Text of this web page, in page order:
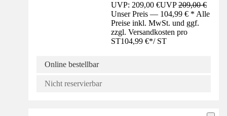
UVP: 209,00 €UVP209,00 €
Unser Preis — 104,99 € * Alle
Preise inkl. MwSt. und ggf.
zzgl. Versandkosten pro
ST104,99 €*/ ST
Online bestellbar
Nicht reservierbar